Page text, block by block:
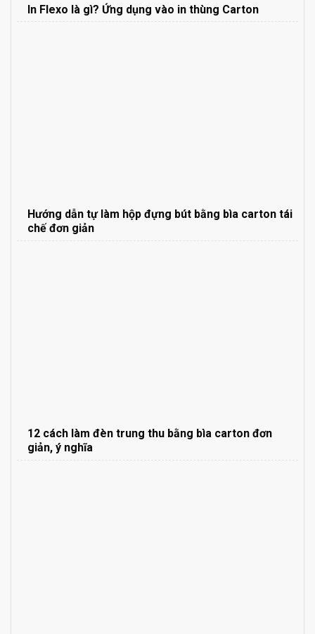
In Flexo là gì? Ứng dụng vào in thùng Carton
Hướng dẫn tự làm hộp đựng bút bằng bìa carton tái
chế đơn giản
12 cách làm đèn trung thu bằng bìa carton đơn
giản, ý nghĩa